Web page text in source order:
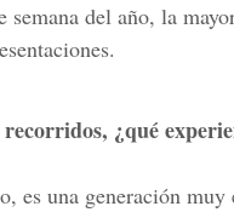
semana del año, la
¿qué
es una generación